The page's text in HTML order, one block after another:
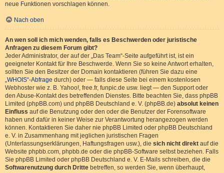
neue Funktionen vorschlagen können.
Nach oben
An wen soll ich mich wenden, falls es Beschwerden oder juristische
Anfragen zu diesem Forum gibt?
Jeder Administrator, der auf der „Das Team“-Seite aufgeführt ist, ist ein
geeigneter Kontakt für Ihre Beschwerde. Wenn Sie so keine Antwort erhalten,
sollten Sie den Besitzer der Domain kontaktieren (führen Sie dazu eine
„WHOIS“-Abfrage durch) oder — falls diese Seite bei einem kostenlosen
Webhoster wie z. B. Yahoo!, free.fr, funpic.de usw. liegt — den Support oder
den Abuse-Kontakt des betreffenden Dienstes. Bitte beachten Sie, dass phpBB
Limited (phpBB.com) und phpBB Deutschland e. V. (phpBB.de) absolut keinen
Einfluss auf die Benutzung oder den oder die Benutzer der Forensoftware
haben und dafür in keiner Weise zur Verantwortung herangezogen werden
können. Kontaktieren Sie daher nie phpBB Limited oder phpBB Deutschland
e. V. in Zusammenhang mit jeglichen juristischen Fragen
(Unterlassungserklärungen, Haftungsfragen usw.), die sich nicht direkt auf die
Website phpbb.com, phpbb.de oder die phpBB-Software selbst beziehen. Falls
Sie phpBB Limited oder phpBB Deutschland e. V. E-Mails schreiben, die die
Softwarenutzung durch Dritte betreffen, so werden Sie, wenn überhaupt,